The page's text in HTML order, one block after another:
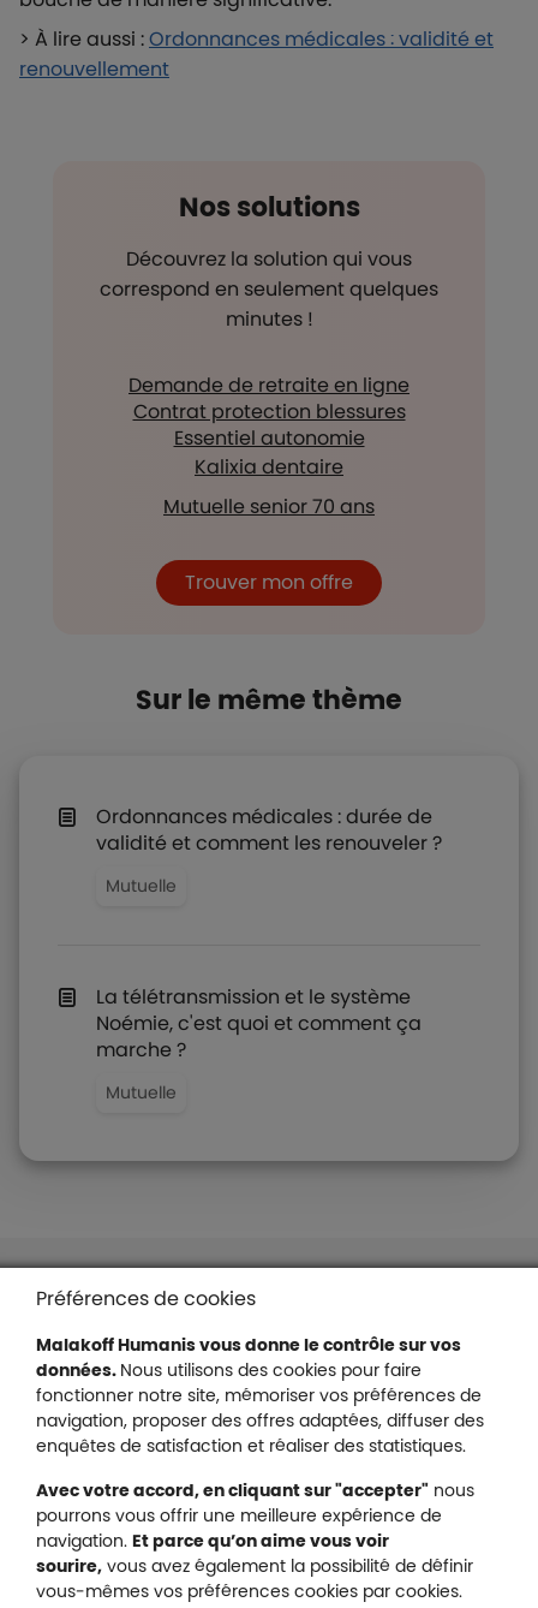
> À lire aussi :Ordonnances médicales : validité et
renouvellement
Nos solutions
Découvrez la solution qui vous
correspond en seulement quelques
minutes !
Demande de retraite en ligne
Contrat protection blessures
Essentiel autonomie
Kalixia dentaire
Mutuelle senior 70 ans
Trouver mon offre
Sur le même thème
Ordonnances médicales : durée de
validité et comment les renouveler ?
Mutuelle
La télétransmission et le système
Noémie, c'est quoi et comment ça
marche ?
Mutuelle
Liens en bas de page
Accessibilité : partiellement conforme
Protection des données
Nous contacter
Plan du site
Gestion des cookies
Malakoff Humanis sur Facebook
Malakoff Humanis sur YouTube
Malakoff Humanis sur X
Malakoff Humanis
Préférences de cookies
Malakoff Humanis vous donne le contrôle sur vos
données. Nous utilisons des cookies pour faire
fonctionner notre site, mémoriser vos préférences de
navigation, proposer des offres adaptées, diffuser des
enquêtes de satisfaction et réaliser des statistiques.
Avec votre accord, en cliquant sur "accepter" nous
pourrons vous offrir une meilleure expérience de
navigation. Et parce qu’on aime vous voir
sourire, vous avez également la possibilité de définir
vous-mêmes vos préférences cookies par cookies.